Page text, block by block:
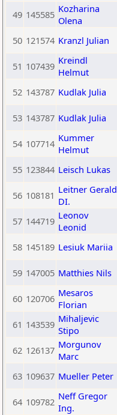
49 145585 Kozharina
Olena
50 121574 Kranzl Julian
51 107439 Kreindl
Helmut
52 143787 Kudlak Julia
53 143787 Kudlak Julia
54 107714 Kummer
Helmut
55 123844 Leisch Lukas
56 108181 Leitner Gerald
DI.
57 144719 Leonov
Leonid
58 145189 Lesiuk Mariia
59 147005 Matthies Nils
60 120706 Mesaros
Florian
61 143539 Mihaljevic
Stipo
62 126137 Morgunov
Marc
63 109637 Mueller Peter
64 109782 Neff Gregor
Ing.